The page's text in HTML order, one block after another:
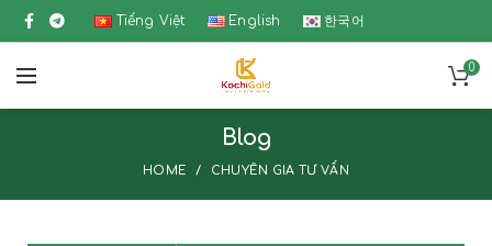
Tiếng Việt English 한국어
0
Blog
HOME CHUYÊN GIA TƯ VẤN